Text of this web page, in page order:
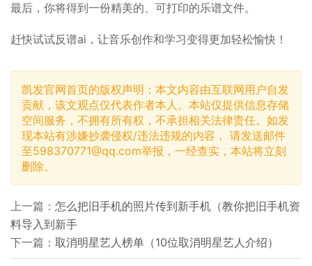
最后，你将得到一份精美的、可打印的乐谱文件。
赶快试试反谱ai，让音乐创作和学习变得更加轻松愉快！
凯发官网首页的版权声明：本文内容由互联网用户自发
贡献，该文观点仅代表作者本人。本站仅提供信息存储
空间服务，不拥有所有权，不承担相关法律责任。如发
现本站有涉嫌抄袭侵权/违法违规的内容， 请发送邮件
至598370771@qq.com举报，一经查实，本站将立刻
删除。
上一篇： 怎么把旧手机的照片传到新手机（教你把旧手机资
料导入到新手
下一篇： 取消明星艺人榜单（10位取消明星艺人介绍）